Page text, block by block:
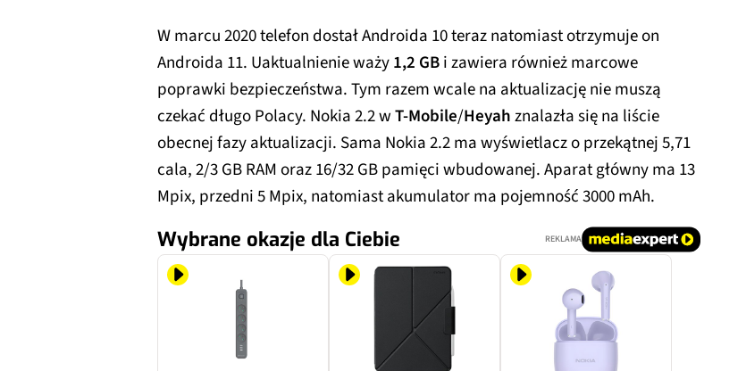
W marcu 2020 telefon dostał Androida 10 teraz natomiast otrzymuje on
Androida 11. Uaktualnienie waży1,2 GBi zawiera również marcowe
poprawki bezpieczeństwa. Tym razem wcale na aktualizację nie muszą
czekać długo Polacy. Nokia 2.2 wT-Mobile/Heyahznalazła się na liście
obecnej fazy aktualizacji. Sama Nokia 2.2 ma wyświetlacz o przekątnej 5,71
cala, 2/3 GB RAM oraz 16/32 GB pamięci wbudowanej. Aparat główny ma 13
Mpix, przedni 5 Mpix, natomiast akumulator ma pojemność 3000 mAh.
Wybrane okazje dla Ciebie REKLAMA